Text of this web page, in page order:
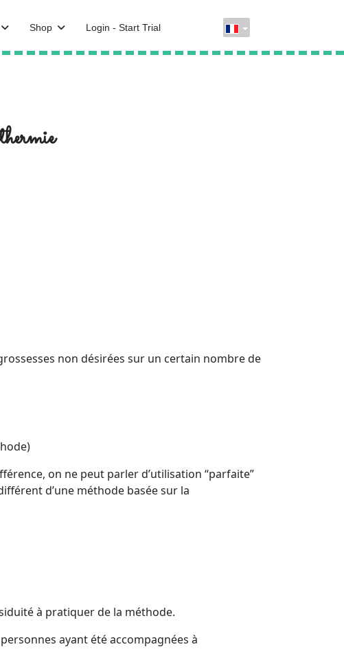
Shop Login - Start Trial
non désirées sur un certain nombre de
on ne peut parler d’utilisation “parfaite”
d’une méthode basée sur la
à pratiquer de la méthode.
ayant été accompagnées à